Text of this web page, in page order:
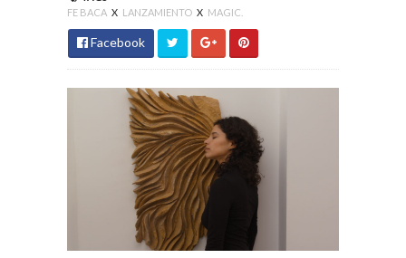
FE BACA X LANZAMIENTO X MAGIC.
Facebook